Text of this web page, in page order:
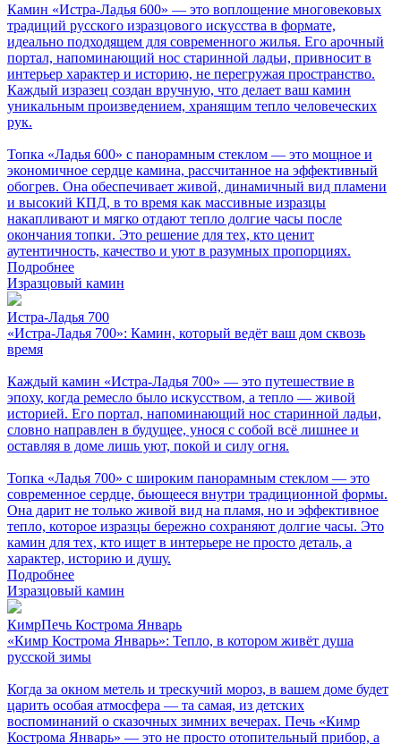
Камин «Истра-Ладья 600» — это воплощение многовековых
традиций русского изразцового искусства в формате,
идеально подходящем для современного жилья. Его арочный
портал, напоминающий нос старинной ладьи, привносит в
интерьер характер и историю, не перегружая пространство.
Каждый изразец создан вручную, что делает ваш камин
уникальным произведением, хранящим тепло человеческих
рук.
Топка «Ладья 600» с панорамным стеклом — это мощное и
экономичное сердце камина, рассчитанное на эффективный
обогрев. Она обеспечивает живой, динамичный вид пламени
и высокий КПД, в то время как массивные изразцы
накапливают и мягко отдают тепло долгие часы после
окончания топки. Это решение для тех, кто ценит
аутентичность, качество и уют в разумных пропорциях.
Подробнее
Изразцовый камин
Истра-Ладья 700
«Истра-Ладья 700»: Камин, который ведёт ваш дом сквозь
время
Каждый камин «Истра-Ладья 700» — это путешествие в
эпоху, когда ремесло было искусством, а тепло — живой
историей. Его портал, напоминающий нос старинной ладьи,
словно направлен в будущее, унося с собой всё лишнее и
оставляя в доме лишь уют, покой и силу огня.
Топка «Ладья 700» с широким панорамным стеклом — это
современное сердце, бьющееся внутри традиционной формы.
Она дарит не только живой вид на пламя, но и эффективное
тепло, которое изразцы бережно сохраняют долгие часы. Это
камин для тех, кто ищет в интерьере не просто деталь, а
характер, историю и душу.
Подробнее
Изразцовый камин
КимрПечь Кострома Январь
«Кимр Кострома Январь»: Тепло, в котором живёт душа
русской зимы
Когда за окном метель и трескучий мороз, в вашем доме будет
царить особая атмосфера — та самая, из детских
воспоминаний о сказочных зимних вечерах. Печь «Кимр
Кострома Январь» — это не просто отопительный прибор, а